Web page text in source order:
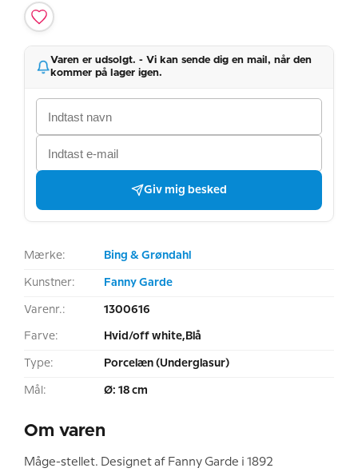
Varen er udsolgt. - Vi kan sende dig en mail, når den
kommer på lager igen.
Giv mig besked
Mærke: Bing & Grøndahl
Kunstner: Fanny Garde
Varenr.: 1300616
Farve: Hvid/off white,Blå
Type: Porcelæn (Underglasur)
Mål: Ø: 18 cm
Om varen
Måge-stellet. Designet af Fanny Garde i 1892